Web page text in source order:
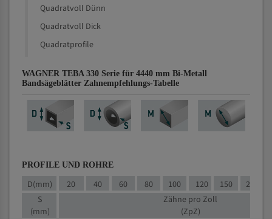
Quadratvoll Dünn
Quadratvoll Dick
Quadratprofile
WAGNER TEBA 330 Serie für 4440 mm Bi-Metall
Bandsägeblätter Zahnempfehlungs-Tabelle
PROFILE UND ROHRE
D(mm) 20 40 60 80 100 120 150 200
S
(mm)
Zähne pro Zoll
(ZpZ)